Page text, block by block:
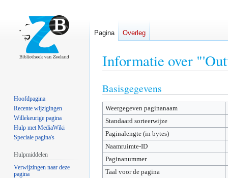
Informatie over
Naar
navigatie
springen
Naar
zoeken
springen
Basisgegevens
Weergegeven paginanaam
Standaard sorteerwijze
Paginalengte (in bytes)
Naamruimte-ID
Paginanummer
Taal voor de pagina
Pagina Overleg
Hoofdpagina
Recente wijzigingen
Willekeurige pagina
Hulp met MediaWiki
Speciale pagina's
Hulpmiddelen
Verwijzingen naar deze
pagina